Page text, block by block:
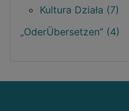
Kultura Działa (7)
„OderÜbersetzen” (4)